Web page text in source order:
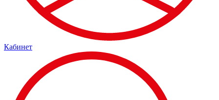
Кабинет